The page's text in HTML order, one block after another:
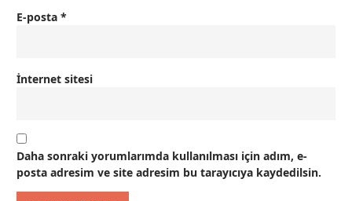
E-posta *
İnternet sitesi
Daha sonraki yorumlarımda kullanılması için adım, e-
posta adresim ve site adresim bu tarayıcıya kaydedilsin.